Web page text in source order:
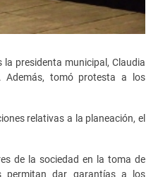
presidenta municipal, Claudia
Además, tomó protesta a los
relativas a la planeación, el
de la sociedad en la toma de
permitan dar garantías a los